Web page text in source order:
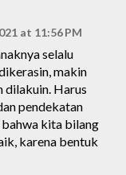
at 11:56 PM
selalu
makin
dilakuin. Harus
pendekatan
kita bilang
karena bentuk